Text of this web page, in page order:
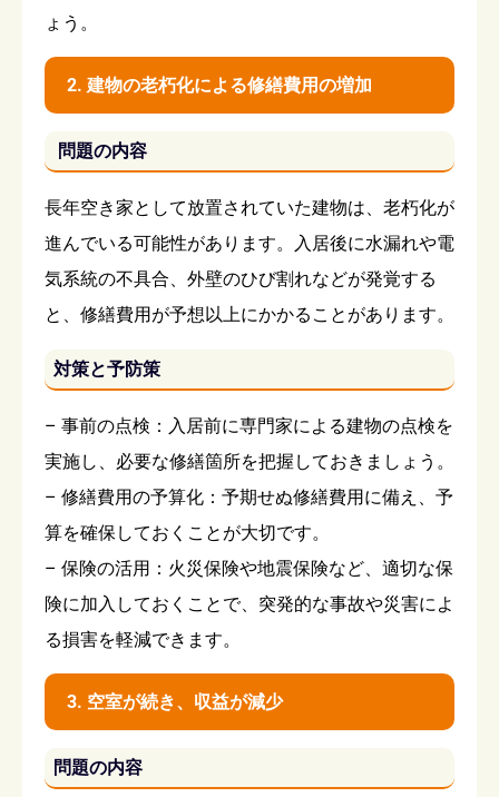
ょう。
2. 建物の老朽化による修繕費用の増加
問題の内容
長年空き家として放置されていた建物は、老朽化が
進んでいる可能性があります。入居後に水漏れや電
気系統の不具合、外壁のひび割れなどが発覚する
と、修繕費用が予想以上にかかることがあります。
対策と予防策
– 事前の点検：入居前に専門家による建物の点検を
実施し、必要な修繕箇所を把握しておきましょう。
– 修繕費用の予算化：予期せぬ修繕費用に備え、予
算を確保しておくことが大切です。
– 保険の活用：火災保険や地震保険など、適切な保
険に加入しておくことで、突発的な事故や災害によ
る損害を軽減できます。
3. 空室が続き、収益が減少
問題の内容